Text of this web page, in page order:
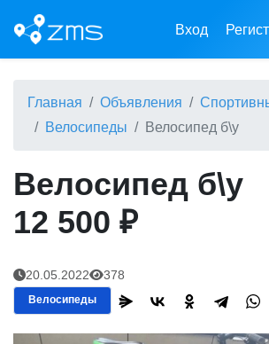
Вход
Главная Объявления
Велосипеды
Велосипед б\у
Велосипед б\у
12 500 ₽
20.05.2022 378
Велосипеды